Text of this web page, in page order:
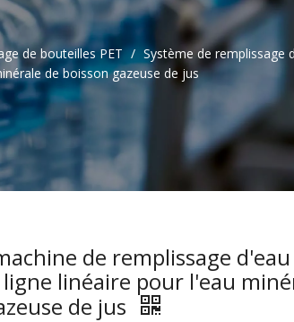
de bouteilles PET / Système de remplissage
de boisson gazeuse de jus
de remplissage
linéaire pour l'eau
de jus